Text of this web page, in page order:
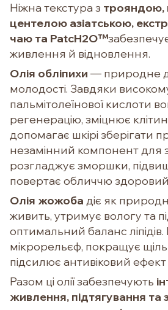
Ніжна текстура з трояндою,
центелою азіатською,
чаю та PatcH2O™
живлення й відновлення.
Олія обліпихи — природне
молодості. Завдяки
пальмітолеїнової кислоти
регенерацію, зміцнює
допомагає шкірі зберігати
незамінний компонент для
розгладжує зморшки,
повертає обличчю
Олія жожоба діє як
живить, утримує вологу та
оптимальний баланс
мікрорельєф, покращує
підсилює антивіковий
Разом ці олії забезпечують
живлення, підтягування та